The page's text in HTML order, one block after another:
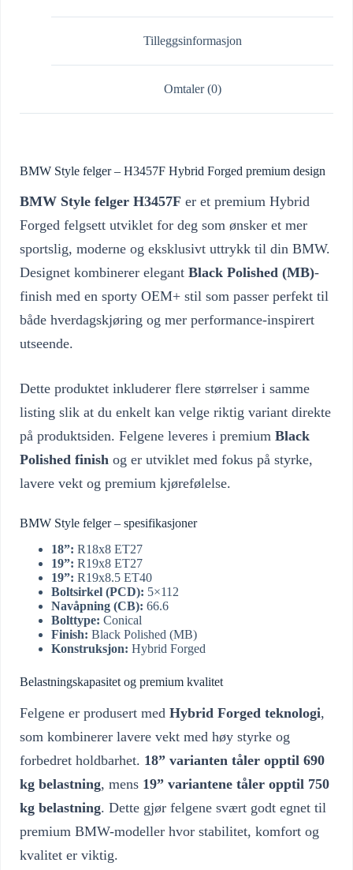
Tilleggsinformasjon
Omtaler (0)
BMW Style felger – H3457F Hybrid Forged premium design
BMW Style felger H3457F er et premium Hybrid
Forged felgsett utviklet for deg som ønsker et mer
sportslig, moderne og eksklusivt uttrykk til din BMW.
Designet kombinerer elegant Black Polished (MB)-
finish med en sporty OEM+ stil som passer perfekt til
både hverdagskjøring og mer performance-inspirert
utseende.
Dette produktet inkluderer flere størrelser i samme
listing slik at du enkelt kan velge riktig variant direkte
på produktsiden. Felgene leveres i premium Black
Polished finish og er utviklet med fokus på styrke,
lavere vekt og premium kjørefølelse.
BMW Style felger – spesifikasjoner
18”: R18x8 ET27
19”: R19x8 ET27
19”: R19x8.5 ET40
Boltsirkel (PCD): 5×112
Navåpning (CB): 66.6
Bolttype: Conical
Finish: Black Polished (MB)
Konstruksjon: Hybrid Forged
Belastningskapasitet og premium kvalitet
Felgene er produsert med Hybrid Forged teknologi,
som kombinerer lavere vekt med høy styrke og
forbedret holdbarhet. 18” varianten tåler opptil 690
kg belastning, mens 19” variantene tåler opptil 750
kg belastning. Dette gjør felgene svært godt egnet til
premium BMW-modeller hvor stabilitet, komfort og
kvalitet er viktig.